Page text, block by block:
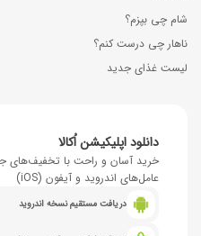
شام چی بپزم؟
ناهار چی درست کنم؟
لیست غذای جدید
دانلود اپلیکیشن اُکالا
خرید آسان و راحت با تخفیف‌های
عامل‌های اندروید و آیفون (iOS)
دریافت مستقیم نسخه اندروید